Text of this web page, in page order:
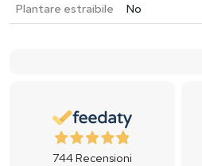
Plantare estraibile
No
744Recensioni